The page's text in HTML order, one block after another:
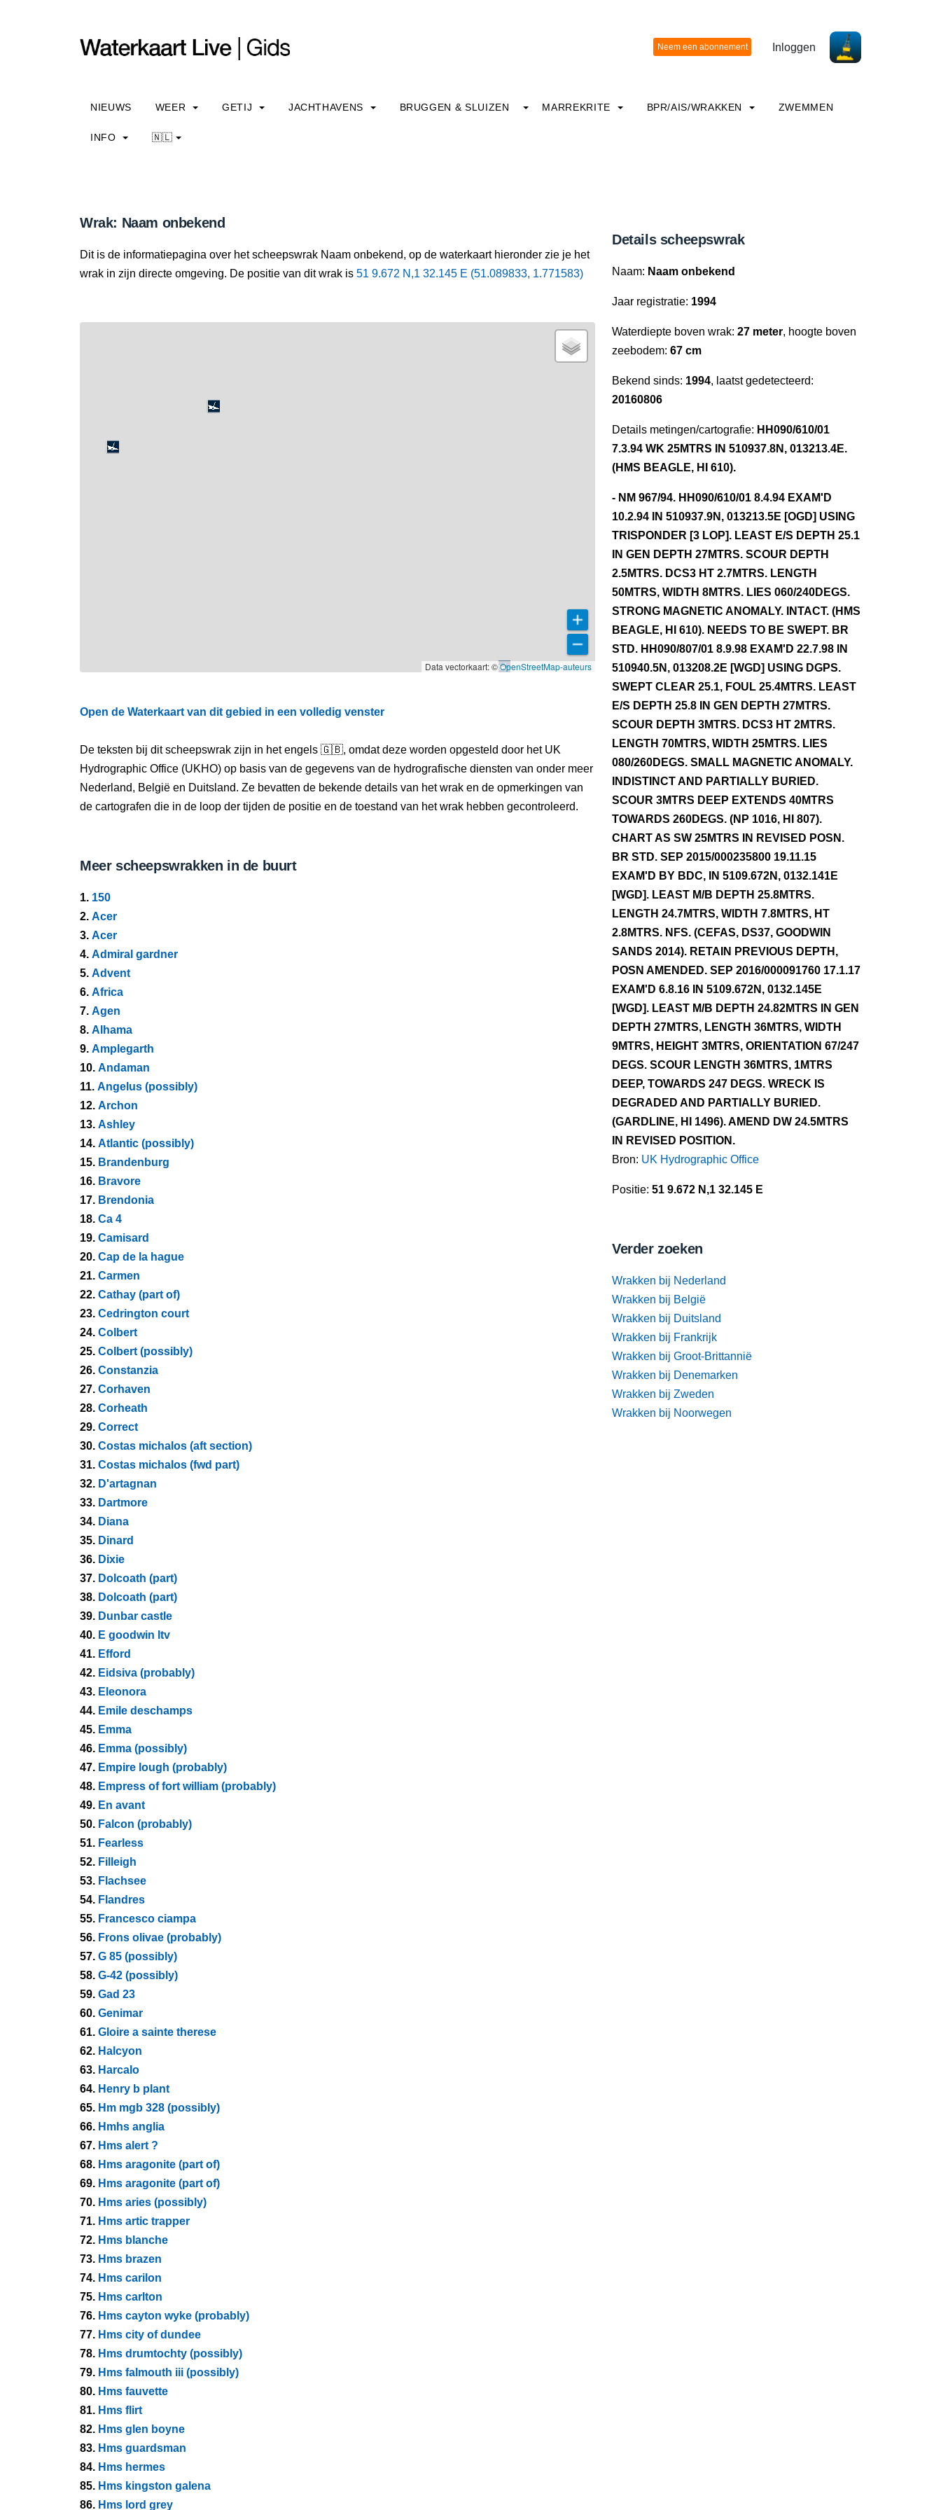
Inloggen
NIEUWS WEER GETIJ JACHTHAVENS BRUGGEN & SLUIZEN MARREKRITE BPR/AIS/WRAKKEN ZWEMMEN
INFO 🇳🇱
Wrak: Naam onbekend
Dit is de informatiepagina over het scheepswrak Naam onbekend, op de waterkaart hieronder zie je het
wrak in zijn directe omgeving. De positie van dit wrak is 51 9.672 N,1 32.145 E (51.089833, 1.771583)
Data vectorkaart: ©OpenStreetMap-auteurs
Open de Waterkaart van dit gebied in een volledig venster
De teksten bij dit scheepswrak zijn in het engels 🇬🇧, omdat deze worden opgesteld door het UK
Hydrographic Office (UKHO) op basis van de gegevens van de hydrografische diensten van onder meer
Nederland, België en Duitsland. Ze bevatten de bekende details van het wrak en de opmerkingen van
de cartografen die in de loop der tijden de positie en de toestand van het wrak hebben gecontroleerd.
Meer scheepswrakken in de buurt
1. 150
2. Acer
3. Acer
4. Admiral gardner
5. Advent
6. Africa
7. Agen
8. Alhama
9. Amplegarth
10. Andaman
11. Angelus (possibly)
12. Archon
13. Ashley
14. Atlantic (possibly)
15. Brandenburg
16. Bravore
17. Brendonia
18. Ca 4
19. Camisard
20. Cap de la hague
21. Carmen
22. Cathay (part of)
23. Cedrington court
24. Colbert
25. Colbert (possibly)
26. Constanzia
27. Corhaven
28. Corheath
29. Correct
30. Costas michalos (aft section)
31. Costas michalos (fwd part)
32. D'artagnan
33. Dartmore
34. Diana
35. Dinard
36. Dixie
37. Dolcoath (part)
38. Dolcoath (part)
39. Dunbar castle
40. E goodwin ltv
41. Efford
42. Eidsiva (probably)
43. Eleonora
44. Emile deschamps
45. Emma
46. Emma (possibly)
47. Empire lough (probably)
48. Empress of fort william (probably)
49. En avant
50. Falcon (probably)
51. Fearless
52. Filleigh
53. Flachsee
54. Flandres
55. Francesco ciampa
56. Frons olivae (probably)
57. G 85 (possibly)
58. G-42 (possibly)
59. Gad 23
60. Genimar
61. Gloire a sainte therese
62. Halcyon
63. Harcalo
64. Henry b plant
65. Hm mgb 328 (possibly)
66. Hmhs anglia
67. Hms alert ?
68. Hms aragonite (part of)
69. Hms aragonite (part of)
70. Hms aries (possibly)
71. Hms artic trapper
72. Hms blanche
73. Hms brazen
74. Hms carilon
75. Hms carlton
76. Hms cayton wyke (probably)
77. Hms city of dundee
78. Hms drumtochty (possibly)
79. Hms falmouth iii (possibly)
80. Hms fauvette
81. Hms flirt
82. Hms glen boyne
83. Hms guardsman
84. Hms hermes
85. Hms kingston galena
86. Hms lord grey
Details scheepswrak
Naam: Naam onbekend
Jaar registratie: 1994
Waterdiepte boven wrak: 27 meter, hoogte boven
zeebodem: 67 cm
Bekend sinds: 1994, laatst gedetecteerd:
20160806
Details metingen/cartografie: HH090/610/01
7.3.94 WK 25MTRS IN 510937.8N, 013213.4E.
(HMS BEAGLE, HI 610).
- NM 967/94. HH090/610/01 8.4.94 EXAM'D
10.2.94 IN 510937.9N, 013213.5E [OGD] USING
TRISPONDER [3 LOP]. LEAST E/S DEPTH 25.1
IN GEN DEPTH 27MTRS. SCOUR DEPTH
2.5MTRS. DCS3 HT 2.7MTRS. LENGTH
50MTRS, WIDTH 8MTRS. LIES 060/240DEGS.
STRONG MAGNETIC ANOMALY. INTACT. (HMS
BEAGLE, HI 610). NEEDS TO BE SWEPT. BR
STD. HH090/807/01 8.9.98 EXAM'D 22.7.98 IN
510940.5N, 013208.2E [WGD] USING DGPS.
SWEPT CLEAR 25.1, FOUL 25.4MTRS. LEAST
E/S DEPTH 25.8 IN GEN DEPTH 27MTRS.
SCOUR DEPTH 3MTRS. DCS3 HT 2MTRS.
LENGTH 70MTRS, WIDTH 25MTRS. LIES
080/260DEGS. SMALL MAGNETIC ANOMALY.
INDISTINCT AND PARTIALLY BURIED.
SCOUR 3MTRS DEEP EXTENDS 40MTRS
TOWARDS 260DEGS. (NP 1016, HI 807).
CHART AS SW 25MTRS IN REVISED POSN.
BR STD. SEP 2015/000235800 19.11.15
EXAM'D BY BDC, IN 5109.672N, 0132.141E
[WGD]. LEAST M/B DEPTH 25.8MTRS.
LENGTH 24.7MTRS, WIDTH 7.8MTRS, HT
2.8MTRS. NFS. (CEFAS, DS37, GOODWIN
SANDS 2014). RETAIN PREVIOUS DEPTH,
POSN AMENDED. SEP 2016/000091760 17.1.17
EXAM'D 6.8.16 IN 5109.672N, 0132.145E
[WGD]. LEAST M/B DEPTH 24.82MTRS IN GEN
DEPTH 27MTRS, LENGTH 36MTRS, WIDTH
9MTRS, HEIGHT 3MTRS, ORIENTATION 67/247
DEGS. SCOUR LENGTH 36MTRS, 1MTRS
DEEP, TOWARDS 247 DEGS. WRECK IS
DEGRADED AND PARTIALLY BURIED.
(GARDLINE, HI 1496). AMEND DW 24.5MTRS
IN REVISED POSITION.
Bron: UK Hydrographic Office
Positie: 51 9.672 N,1 32.145 E
Verder zoeken
Wrakken bij Nederland
Wrakken bij België
Wrakken bij Duitsland
Wrakken bij Frankrijk
Wrakken bij Groot-Brittannië
Wrakken bij Denemarken
Wrakken bij Zweden
Wrakken bij Noorwegen